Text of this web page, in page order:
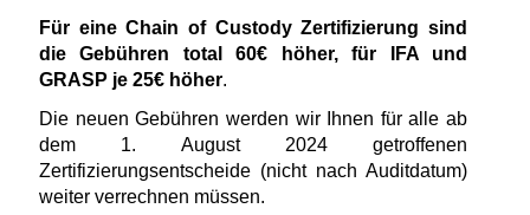
Für eine Chain of Custody Zertifizierung sind
die Gebühren total 60€ höher, für IFA und
GRASP je 25€ höher.
Die neuen Gebühren werden wir Ihnen für alle ab
dem 1. August 2024 getroffenen
Zertifizierungsentscheide (nicht nach Auditdatum)
weiter verrechnen müssen.